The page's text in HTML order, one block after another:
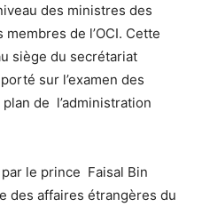
des ministres des
de l’OCI. Cette
siège du secrétariat
sur l’examen des
de l’administration
le prince Faisal Bin
des affaires étrangères du